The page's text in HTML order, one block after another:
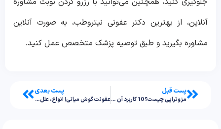
آنلاین، از بهترین دکتر عفونی نیتروطب، به صورت آنلاین
مشاوره بگیرید و طبق توصیه پزشک متخصص عمل کنید.
پست قبل
مزوتراپی چیست؟ 10 کاربرد آن که نمی‌دانستید
پست بعدی
عفونت گوش میانی| انواع، علل و درمان